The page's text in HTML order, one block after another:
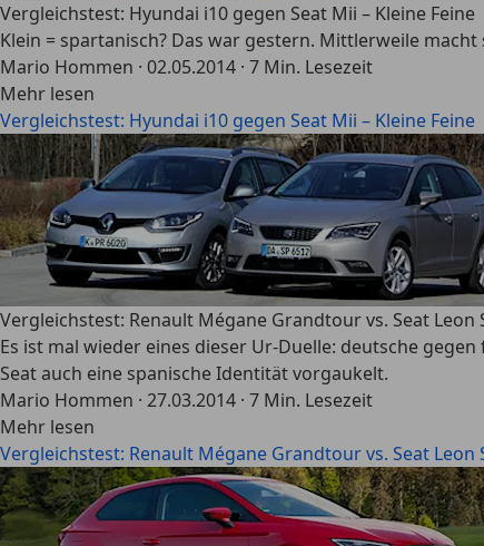
Vergleichstest: Hyundai i10 gegen Seat Mii – Kleine Feine
Klein = spartanisch? Das war gestern. Mittlerweile
Mario Hommen · 02.05.2014 · 7 Min. Lesezeit
Mehr lesen
Vergleichstest: Hyundai i10 gegen Seat Mii – Kleine Feine
Vergleichstest: Renault Mégane Grandtour vs. Seat Leon
Es ist mal wieder eines dieser Ur-Duelle: deutsche
Seat auch eine spanische Identität vorgaukelt.
Mario Hommen · 27.03.2014 · 7 Min. Lesezeit
Mehr lesen
Vergleichstest: Renault Mégane Grandtour vs. Seat Leon